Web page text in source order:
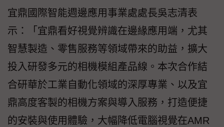
宜鼎國際智能週邊應用事業處處長吳志清表
示：「宜鼎看好視覺辨識在邊緣應用端，尤其
智慧製造、零售服務等領域帶來的助益，擴大
投入研發多元的相機模組產品線。本次合作結
合研華於工業自動化領域的深厚專業、以及宜
鼎高度客製的相機方案與導入服務，打造便捷
的安裝與使用體驗，大幅降低電腦視覺在AMR